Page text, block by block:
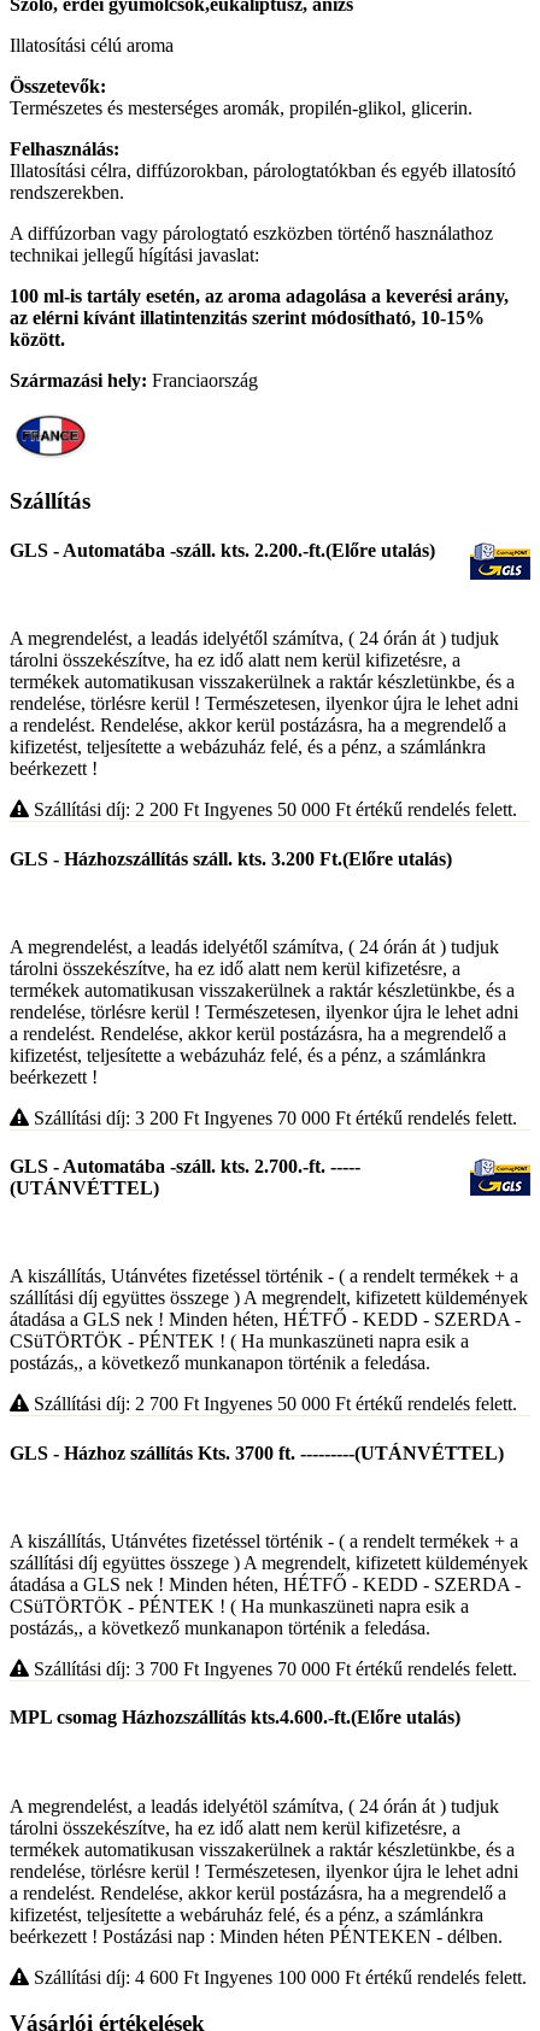
Szőlő, erdei gyümölcsök,eukaliptusz, ánizs
Illatosítási célú aroma
Összetevők:
Természetes és mesterséges aromák, propilén-glikol, glicerin.
Felhasználás:
Illatosítási célra, diffúzorokban, párologtatókban és egyéb illatosító
rendszerekben.
A diffúzorban vagy párologtató eszközben történő használathoz
technikai jellegű hígítási javaslat:
100 ml-is tartály esetén, az aroma adagolása a keverési arány,
az elérni kívánt illatintenzitás szerint módosítható, 10-15%
között.
Származási hely: Franciaország
Szállítás
GLS - Automatába -száll. kts. 2.200.-ft.(Előre utalás)
A megrendelést, a leadás idelyétől számítva, ( 24 órán át ) tudjuk
tárolni összekészítve, ha ez idő alatt nem kerül kifizetésre, a
termékek automatikusan visszakerülnek a raktár készletünkbe, és a
rendelése, törlésre kerül ! Természetesen, ilyenkor újra le lehet adni
a rendelést. Rendelése, akkor kerül postázásra, ha a megrendelő a
kifizetést, teljesítette a webázuház felé, és a pénz, a számlánkra
beérkezett !
Szállítási díj: 2 200 Ft Ingyenes 50 000 Ftértékű rendelés felett.
GLS - Házhozszállítás száll. kts. 3.200 Ft.(Előre utalás)
A megrendelést, a leadás idelyétől számítva, ( 24 órán át ) tudjuk
tárolni összekészítve, ha ez idő alatt nem kerül kifizetésre, a
termékek automatikusan visszakerülnek a raktár készletünkbe, és a
rendelése, törlésre kerül ! Természetesen, ilyenkor újra le lehet adni
a rendelést. Rendelése, akkor kerül postázásra, ha a megrendelő a
kifizetést, teljesítette a webázuház felé, és a pénz, a számlánkra
beérkezett !
Szállítási díj: 3 200 Ft Ingyenes 70 000 Ft értékű rendelés felett.
GLS - Automatába -száll. kts. 2.700.-ft. -----
(UTÁNVÉTTEL)
A kiszállítás, Utánvétes fizetéssel történik - ( a rendelt termékek + a
szállítási díj együttes összege ) A megrendelt, kifizetett küldemények
átadása a GLS nek ! Minden héten, HÉTFŐ - KEDD - SZERDA -
CSüTÖRTÖK - PÉNTEK ! ( Ha munkaszüneti napra esik a
postázás,, a következő munkanapon történik a feledása.
Szállítási díj: 2 700 Ft Ingyenes 50 000 Ftértékű rendelés felett.
GLS - Házhoz szállítás Kts. 3700 ft. ---------(UTÁNVÉTTEL)
A kiszállítás, Utánvétes fizetéssel történik - ( a rendelt termékek + a
szállítási díj együttes összege ) A megrendelt, kifizetett küldemények
átadása a GLS nek ! Minden héten, HÉTFŐ - KEDD - SZERDA -
CSüTÖRTÖK - PÉNTEK ! ( Ha munkaszüneti napra esik a
postázás,, a következő munkanapon történik a feledása.
Szállítási díj: 3 700 Ft Ingyenes 70 000 Ft értékű rendelés felett.
MPL csomag Házhozszállítás kts.4.600.-ft.(Előre utalás)
A megrendelést, a leadás idelyétöl számítva, ( 24 órán át ) tudjuk
tárolni összekészítve, ha ez idő alatt nem kerül kifizetésre, a
termékek automatikusan visszakerülnek a raktár készletünkbe, és a
rendelése, törlésre kerül ! Természetesen, ilyenkor újra le lehet adni
a rendelést. Rendelése, akkor kerül postázásra, ha a megrendelő a
kifizetést, teljesítette a webáruház felé, és a pénz, a számlánkra
beérkezett ! Postázási nap : Minden héten PÉNTEKEN - délben.
Szállítási díj: 4 600 Ft Ingyenes 100 000 Ft értékű rendelés felett.
Vásárlói értékelések